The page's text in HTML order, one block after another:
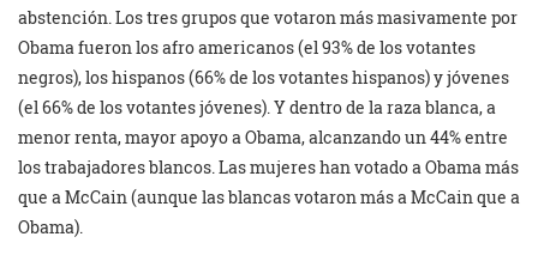
abstención. Los tres grupos que votaron más masivamente por
Obama fueron los afro americanos (el 93% de los votantes
negros), los hispanos (66% de los votantes hispanos) y jóvenes
(el 66% de los votantes jóvenes). Y dentro de la raza blanca, a
menor renta, mayor apoyo a Obama, alcanzando un 44% entre
los trabajadores blancos. Las mujeres han votado a Obama más
que a McCain (aunque las blancas votaron más a McCain que a
Obama).